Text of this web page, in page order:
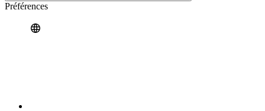
Préférences